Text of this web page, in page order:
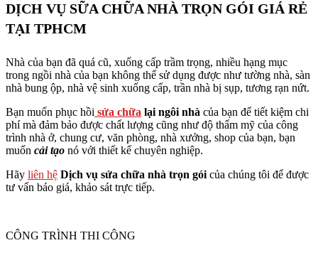
DỊCH VỤ SỮA CHỮA NHÀ TRỌN GÓI GIÁ RẺ
TẠI TPHCM
Nhà của bạn đã quá cũ, xuống cấp trầm trọng, nhiều hạng mục
trong ngồi nhà của bạn không thể sử dụng được như tường nhà, sàn
nhà bung ộp, nhà vệ sinh xuống cấp, trần nhà bị sụp, tương rạn nứt.
Bạn muốn phục hồi sửa chữa lại ngôi nhà của bạn để tiết kiệm chi
phí mà đảm bảo được chất lượng cũng như độ thẩm mỹ của công
trình nhà ở, chung cư, văn phòng, nhà xưởng, shop của bạn, bạn
muốn cải tạo nó với thiết kế chuyên nghiệp.
Hãy liên hệ Dịch vụ sửa chữa nhà trọn gói của chúng tôi để được
tư vấn báo giá, khảo sát trực tiếp.
CÔNG TRÌNH THI CÔNG